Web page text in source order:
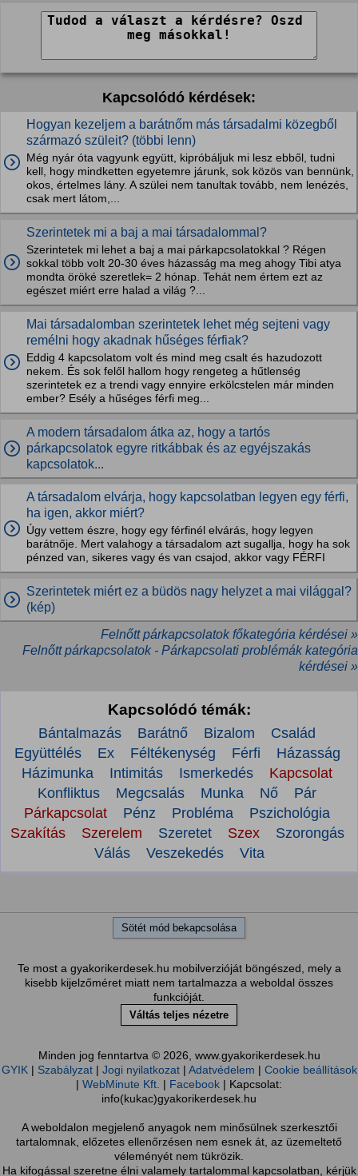
Kapcsolódó kérdések:
Hogyan kezeljem a barátnőm más társadalmi közegből
származó szüleit? (többi lenn)
Még nyár óta vagyunk együtt, kipróbáljuk mi lesz ebből, tudni
kell, hogy mindketten egyetemre járunk, sok közös van bennünk,
okos, értelmes lány. A szülei nem tanultak tovább, nem lenézés,
csak mert látom,...
Szerintetek mi a baj a mai társadalommal?
Szerintetek mi lehet a baj a mai párkapcsolatokkal ? Régen
sokkal több volt 20-30 éves házasság ma meg ahogy Tibi atya
mondta öröké szeretlek= 2 hónap. Tehát nem értem ezt az
egészet miért erre halad a világ ?...
Mai társadalomban szerintetek lehet még sejteni vagy
remélni hogy akadnak hűséges férfiak?
Eddig 4 kapcsolatom volt és mind meg csalt és hazudozott
nekem. És sok felől hallom hogy rengeteg a hűtlenség
szerintetek ez a trendi vagy ennyire erkölcstelen már minden
ember? Esély a hűséges férfi meg...
A modern társadalom átka az, hogy a tartós
párkapcsolatok egyre ritkábbak és az egyéjszakás
kapcsolatok...
A társadalom elvárja, hogy kapcsolatban legyen egy férfi,
ha igen, akkor miért?
Úgy vettem észre, hogy egy férfinél elvárás, hogy legyen
barátnője. Mert valahogy a társadalom azt sugallja, hogy ha sok
pénzed van, sikeres vagy és van csajod, akkor vagy FÉRFI
Szerintetek miért ez a büdös nagy helyzet a mai világgal?
(kép)
Felnőtt párkapcsolatok főkategória kérdései »
Felnőtt párkapcsolatok - Párkapcsolati problémák kategória
kérdései »
Kapcsolódó témák:
Bántalmazás Barátnő Bizalom
Család
Együttélés
Ex Féltékenység Férfi
Házasság
Házimunka
Intimitás Ismerkedés
Kapcsolat
Konfliktus
Megcsalás Munka Nő
Pár
Párkapcsolat
Pénz Probléma
Pszichológia
Szakítás
Szerelem Szeretet Szex
Szorongás
Válás
Veszekedés Vita
Sötét mód bekapcsolása
Te most a gyakorikerdesek.hu mobilverzióját böngészed, mely a
kisebb kijelzőméret miatt nem tartalmazza a weboldal összes
funkcióját.
Váltás teljes nézetre
Minden jog fenntartva © 2026, www.gyakorikerdesek.hu
GYIK| Szabályzat| Jogi nyilatkozat| Adatvédelem | Cookie beállítások
| WebMinute Kft. | Facebook | Kapcsolat:
info(kukac)gyakorikerdesek.hu
A weboldalon megjelenő anyagok nem minősülnek szerkesztői
tartalomnak, előzetes ellenőrzésen nem esnek át, az üzemeltető
véleményét nem tükrözik.
Ha kifogással szeretne élni valamely tartalommal kapcsolatban, kérjük